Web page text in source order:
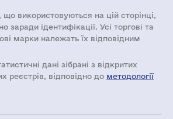
що використовуються на цій сторінці,
заради ідентифікації. Усі торгові та
марки належать їх відповідним
дані зібрані з відкритих
реєстрів, відповідно до методології